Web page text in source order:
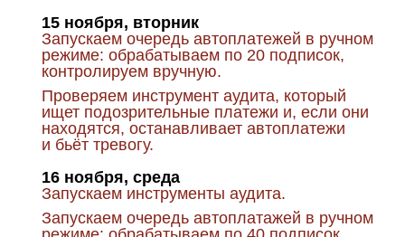
15 ноября, вторник
Запускаем очередь автоплатежей в ручном
режиме: обрабатываем по 20 подписок,
контролируем вручную.
Проверяем инструмент аудита, который
ищет подозрительные платежи и, если они
находятся, останавливает автоплатежи
и бьёт тревогу.
16 ноября, среда
Запускаем инструменты аудита.
Запускаем очередь автоплатажей в ручном